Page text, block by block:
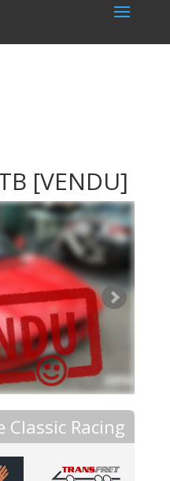
[VENDU]
Classic Racing